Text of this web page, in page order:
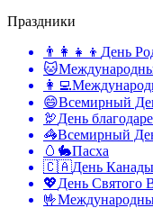
Праздники
👨‍👩‍👧‍👦 День
🐱
👩‍💻
😄Всемирный
🦃День
🦓Всемирный
🥚🐇Пасха
🇨🇦День Канады
💖День Святого
🤟